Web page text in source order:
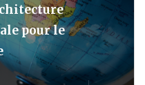
pour le